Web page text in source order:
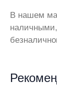
В нашем